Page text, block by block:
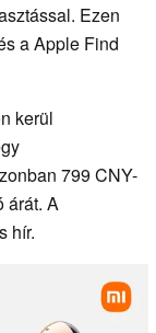
Ezen
a Apple Find
kerül
799 CNY-
árát. A
hír.